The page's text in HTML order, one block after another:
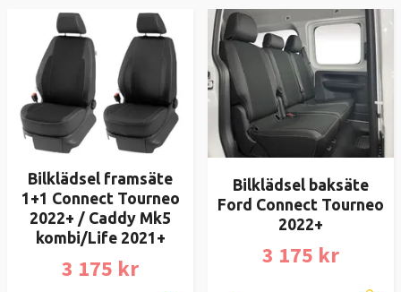
Bilklädsel framsäte
1+1 Connect Tourneo
2022+ / Caddy Mk5
kombi/Life 2021+
3 175 kr
Bilklädsel baksäte
Ford Connect Tourneo
2022+
3 175 kr